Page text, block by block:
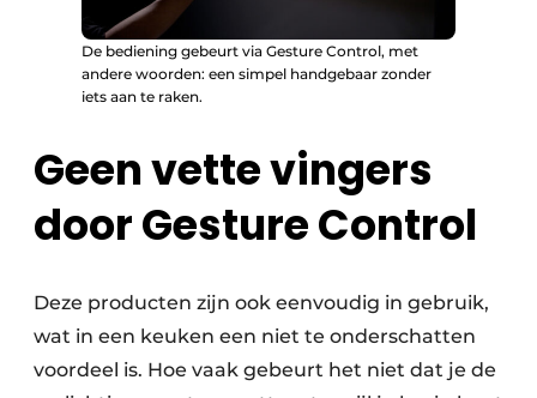
De bediening gebeurt via Gesture Control, met
andere woorden: een simpel handgebaar zonder
iets aan te raken.
Geen vette vingers
door Gesture Control
Deze producten zijn ook eenvoudig in gebruik,
wat in een keuken een niet te onderschatten
voordeel is. Hoe vaak gebeurt het niet dat je de